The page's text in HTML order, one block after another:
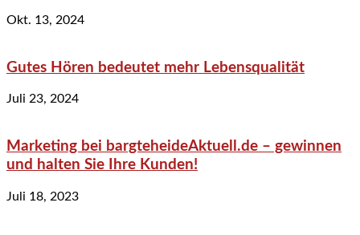
Okt. 13, 2024
Gutes Hören bedeutet mehr Lebensqualität
Juli 23, 2024
Marketing bei bargteheideAktuell.de – gewinnen
und halten Sie Ihre Kunden!
Juli 18, 2023